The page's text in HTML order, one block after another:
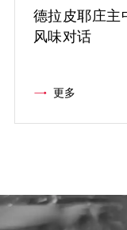
德拉皮耶庄主
风味对话
更多